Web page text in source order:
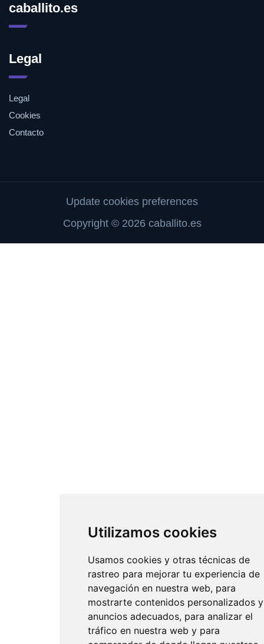
Utilizamos cookies
Usamos cookies y otras técnicas de
rastreo para mejorar tu experiencia de
navegación en nuestra web, para
mostrarte contenidos personalizados y
anuncios adecuados, para analizar el
tráfico en nuestra web y para
caballito.es
Legal
Legal
Cookies
Contacto
Update cookies preferences
Copyright © 2026 caballito.es